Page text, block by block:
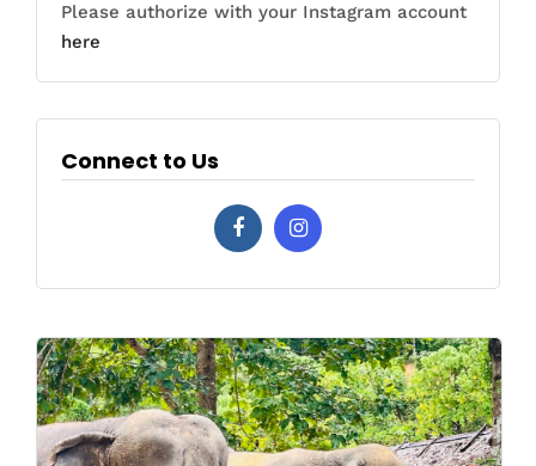
Please authorize with your Instagram account
here
Connect to Us